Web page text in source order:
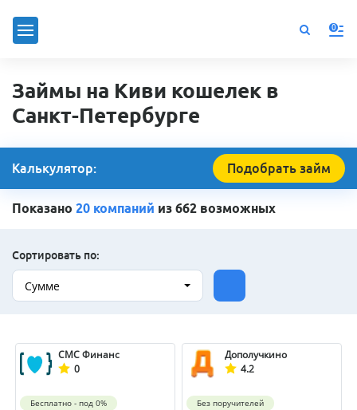
0
Займы на Киви кошелек в
Санкт-Петербурге
Калькулятор: Подобрать займ
Показано 20 компаний из 662 возможных
Сортировать по:
Сумме
СМС Финанс
0
Бесплатно - под 0%
Дополучкино
4.2
Без поручителей